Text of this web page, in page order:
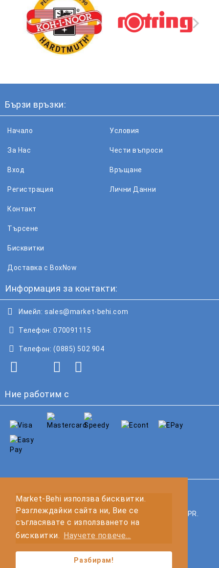
Market-Behi използва бисквитки.
Разглеждайки сайта ни, Вие се
съгласявате с използването на
бисквитки.
Научете повече...
Разбирам!
Бързи връзки:
Начало
За Нас
Вход
Регистрация
Условия
Чести въпроси
Връщане
Лични Данни
Контакт
Търсене
Бисквитки
Доставка с BoxNow
Информация за контакти:
Имейл: sales@market-behi.com
Телефон: 070091115
Телефон: (0885) 502 904
Ние работим с
Нашият онлайн магазин е 100% съобразен с GDPR.
Моите лични данни